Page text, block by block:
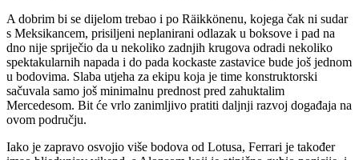
A dobrim bi se dijelom trebao i po Räikkönenu, kojega čak ni sudar
s Meksikancem, prisiljeni neplanirani odlazak u boksove i pad na
dno nije spriječio da u nekoliko zadnjih krugova odradi nekoliko
spektakularnih napada i do pada kockaste zastavice bude još jednom
u bodovima. Slaba utjeha za ekipu koja je time konstruktorski
sačuvala samo još minimalnu prednost pred zahuktalim
Mercedesom. Bit će vrlo zanimljivo pratiti daljnji razvoj događaja na
ovom području.
Iako je zapravo osvojio više bodova od Lotusa, Ferrari je također